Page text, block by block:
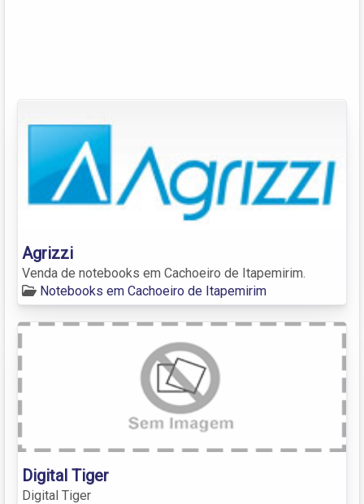
Agrizzi
Venda de notebooks em Cachoeiro de Itapemirim.
Notebooks em Cachoeiro de Itapemirim
Digital Tiger
Digital Tiger